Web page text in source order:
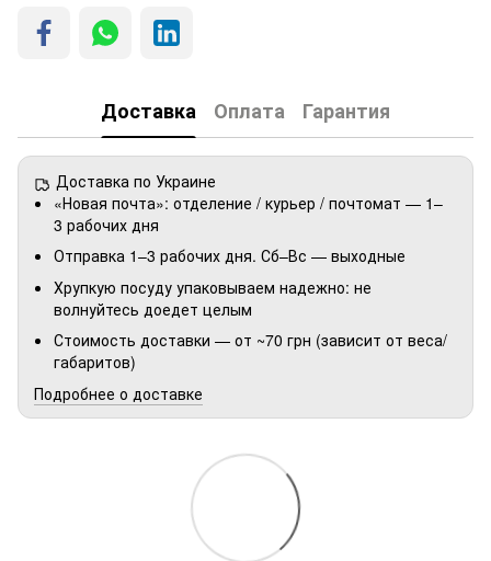
Доставка Оплата Гарантия
Доставка по Украине
«Новая почта»: отделение / курьер / почтомат — 1–
3 рабочих дня
Отправка 1–3 рабочих дня. Сб–Вс — выходные
Хрупкую посуду упаковываем надежно: не
волнуйтесь доедет целым
Стоимость доставки — от ~70 грн (зависит от веса/
габаритов)
Подробнее о доставке